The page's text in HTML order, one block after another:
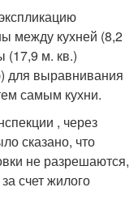
между кухней (8,2
(17,9 м. кв.)
для выравнивания
самым кухни.
, через
сказано, что
не разрешаются,
счет жилого